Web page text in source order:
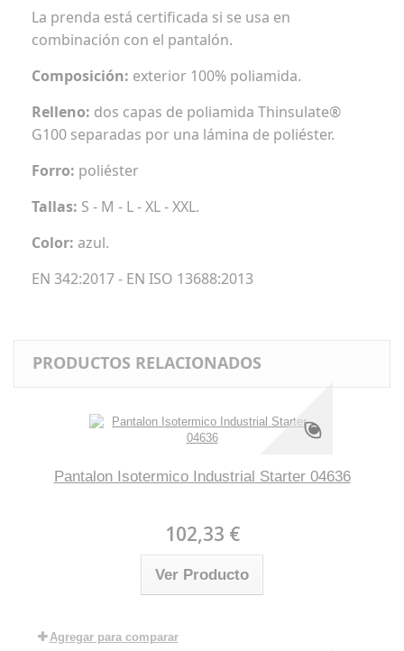
La prenda está certificada si se usa en
combinación con el pantalón.
Composición: exterior 100% poliamida.
Relleno: dos capas de poliamida Thinsulate®
G100 separadas por una lámina de poliéster.
Forro: poliéster
Tallas: S - M - L - XL - XXL.
Color: azul.
EN 342:2017 - EN ISO 13688:2013
PRODUCTOS RELACIONADOS
Pantalon Isotermico Industrial Starter 04636
102,33 €
Ver Producto
Agregar para comparar